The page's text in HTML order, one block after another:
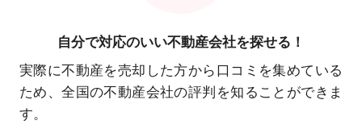
自分で対応のいい不動産会社を探せる！
実際に不動産を売却した方から口コミを集めている
ため、全国の不動産会社の評判を知ることができま
す。